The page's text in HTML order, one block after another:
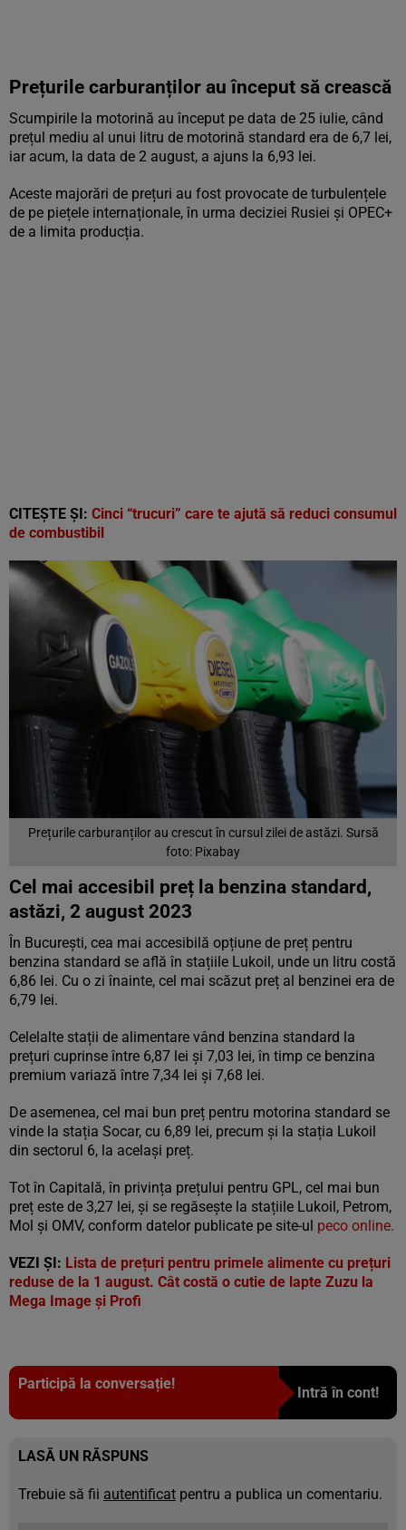
Prețurile carburanților au început să crească
Scumpirile la motorină au început pe data de 25 iulie, când
prețul mediu al unui litru de motorină standard era de 6,7 lei,
iar acum, la data de 2 august, a ajuns la 6,93 lei.
Aceste majorări de prețuri au fost provocate de turbulențele
de pe piețele internaționale, în urma deciziei Rusiei și OPEC+
de a limita producția.
CITEȘTE ȘI: Cinci “trucuri” care te ajută să reduci consumul
de combustibil
Prețurile carburanților au crescut în cursul zilei de astăzi. Sursă
foto: Pixabay
Cel mai accesibil preț la benzina standard,
astăzi, 2 august 2023
În București, cea mai accesibilă opțiune de preț pentru
benzina standard se află în stațiile Lukoil, unde un litru costă
6,86 lei. Cu o zi înainte, cel mai scăzut preț al benzinei era de
6,79 lei.
Celelalte stații de alimentare vând benzina standard la
prețuri cuprinse între 6,87 lei și 7,03 lei, în timp ce benzina
premium variază între 7,34 lei și 7,68 lei.
De asemenea, cel mai bun preț pentru motorina standard se
vinde la stația Socar, cu 6,89 lei, precum și la stația Lukoil
din sectorul 6, la același preț.
Tot în Capitală, în privința prețului pentru GPL, cel mai bun
preț este de 3,27 lei, și se regăsește la stațiile Lukoil, Petrom,
Mol și OMV, conform datelor publicate pe site-ul peco online.
VEZI ȘI: Lista de prețuri pentru primele alimente cu prețuri
reduse de la 1 august. Cât costă o cutie de lapte Zuzu la
Mega Image și Profi
Participă la conversație!
Intră în cont!
LASĂ UN RĂSPUNS
Trebuie să fii autentificat pentru a publica un comentariu.